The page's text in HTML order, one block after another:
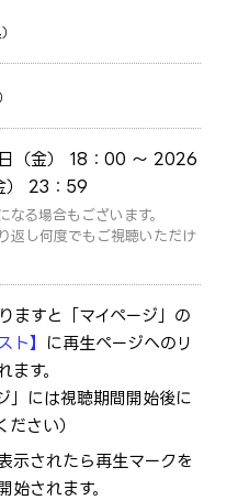
（金） 18：00 ～ 2026
） 23：59
なる場合もございます。
返し何度でもご視聴いただけ
ますと「マイページ」の
ト】 に再生ページへのリ
ます。
」には視聴期間開始後に
ださい）
示されたら再生マークを
始されます。